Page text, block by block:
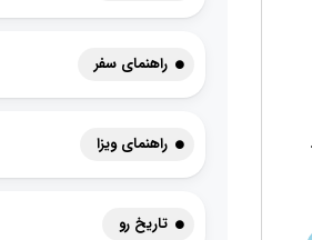
راهنمای سفر
راهنمای ویزا
تاریخ رو